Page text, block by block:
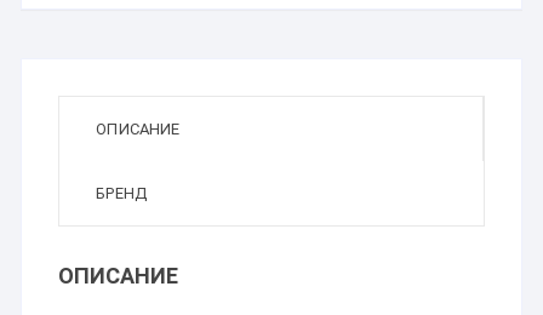
ОПИСАНИЕ
БРЕНД
ОПИСАНИЕ